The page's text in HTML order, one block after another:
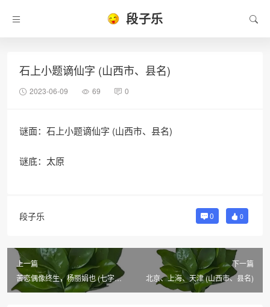
段子乐
石上小题谪仙字 (山西市、县名)
2023-06-09 69 0
谜面：石上小题谪仙字 (山西市、县名)
谜底：太原
段子乐 0 0
上一篇
苦恋偶像终生，杨丽娟也 (七字外
历史称谓)
下一篇
北京、上海、天津 (山西市、县名)